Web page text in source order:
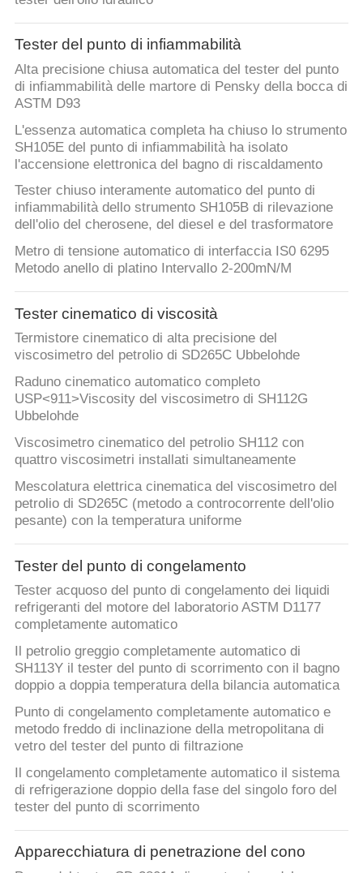
Tester del punto di infiammabilità
Alta precisione chiusa automatica del tester del punto
di infiammabilità delle martore di Pensky della bocca di
ASTM D93
L'essenza automatica completa ha chiuso lo strumento
SH105E del punto di infiammabilità ha isolato
l'accensione elettronica del bagno di riscaldamento
Tester chiuso interamente automatico del punto di
infiammabilità dello strumento SH105B di rilevazione
dell'olio del cherosene, del diesel e del trasformatore
Metro di tensione automatico di interfaccia IS0 6295
Metodo anello di platino Intervallo 2-200mN/M
Tester cinematico di viscosità
Termistore cinematico di alta precisione del
viscosimetro del petrolio di SD265C Ubbelohde
Raduno cinematico automatico completo
USP<911>Viscosity del viscosimetro di SH112G
Ubbelohde
Viscosimetro cinematico del petrolio SH112 con
quattro viscosimetri installati simultaneamente
Mescolatura elettrica cinematica del viscosimetro del
petrolio di SD265C (metodo a controcorrente dell'olio
pesante) con la temperatura uniforme
Tester del punto di congelamento
Tester acquoso del punto di congelamento dei liquidi
refrigeranti del motore del laboratorio ASTM D1177
completamente automatico
Il petrolio greggio completamente automatico di
SH113Y il tester del punto di scorrimento con il bagno
doppio a doppia temperatura della bilancia automatica
Punto di congelamento completamente automatico e
metodo freddo di inclinazione della metropolitana di
vetro del tester del punto di filtrazione
Il congelamento completamente automatico il sistema
di refrigerazione doppio della fase del singolo foro del
tester del punto di scorrimento
Apparecchiatura di penetrazione del cono